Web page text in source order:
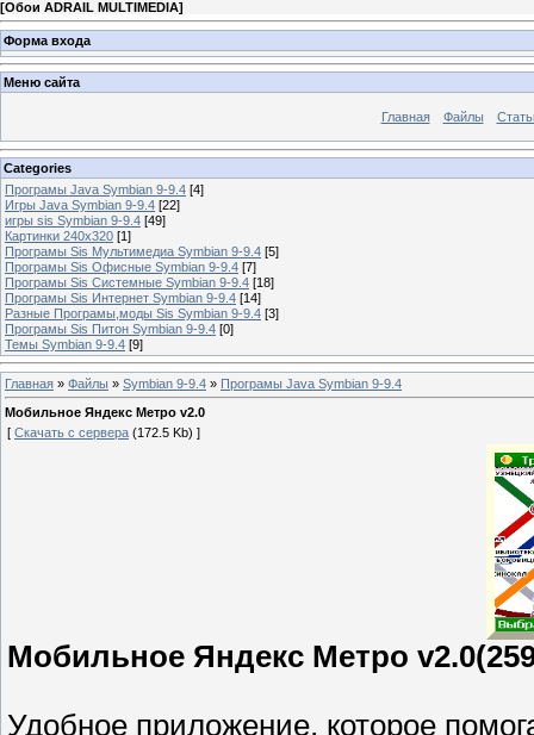
[Обои ADRAIL MULTIMEDIA]
Форма входа
Меню сайта
Главная Файлы
Categories
Програмы Java Symbian 9-9.4 [4]
Игры Java Symbian 9-9.4 [22]
игры sis Symbian 9-9.4 [49]
Картинки 240x320 [1]
Програмы Sis Мультимедиа Symbian 9-9.4 [5]
Програмы Sis Офисные Symbian 9-9.4 [7]
Програмы Sis Системные Symbian 9-9.4 [18]
Програмы Sis Интернет Symbian 9-9.4 [14]
Разные Програмы,моды Sis Symbian 9-9.4 [3]
Програмы Sis Питон Symbian 9-9.4 [0]
Темы Symbian 9-9.4 [9]
Главная » Файлы » Symbian 9-9.4 » Програмы Java Symbian 9-9.4
Мобильное Яндекс Метро v2.0
[ Скачать с сервера (172.5 Kb) ]
Мобильное Яндекс Метро
Удобное приложение, которое